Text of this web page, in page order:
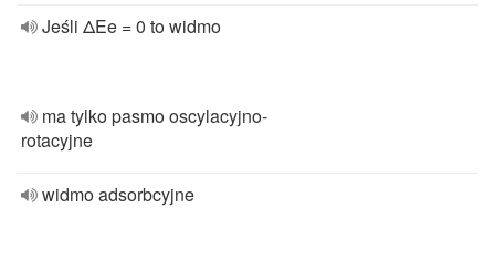
Jeśli ΔEe = 0 to widmo
ma tylko pasmo oscylacyjno-
rotacyjne
widmo adsorbcyjne